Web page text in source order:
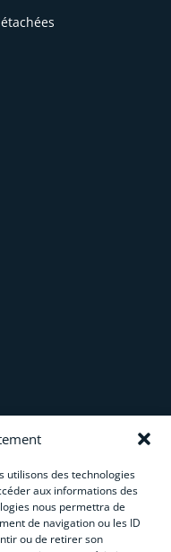
utilisons des technologies
aux informations des
nous permettra de
de navigation ou les ID
ou de retirer son